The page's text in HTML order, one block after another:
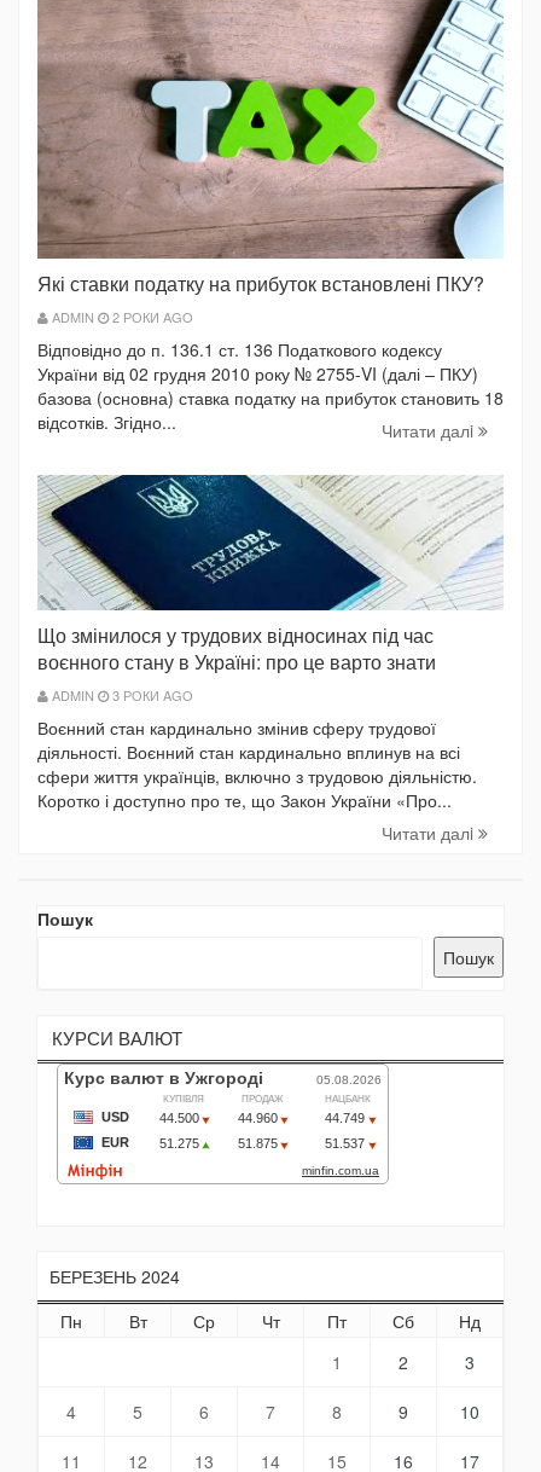
Які ставки податку на прибуток встановлені ПКУ?
ADMIN 2 РОКИ AGO
Відповідно до п. 136.1 ст. 136 Податкового кодексу
України від 02 грудня 2010 року № 2755-VI (далі – ПКУ)
базова (основна) ставка податку на прибуток становить 18
відсотків. Згідно...
Читати далi
Що змінилося у трудових відносинах під час
воєнного стану в Україні: про це варто знати
ADMIN 3 РОКИ AGO
Воєнний стан кардинально змінив сферу трудової
діяльності. Воєнний стан кардинально вплинув на всі
сфери життя українців, включно з трудовою діяльністю.
Коротко і доступно про те, що Закон України «Про...
Читати далi
Пошук
Пошук
КУРСИ ВАЛЮТ
БЕРЕЗЕНЬ 2024
Пн
Вт Ср Чт Пт Сб
Нд
1
2 3
4 5 6 7 8 9 10
11 12 13 14 15 16 17